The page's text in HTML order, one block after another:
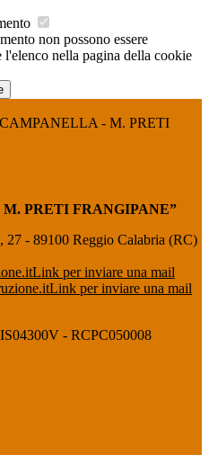
non possono essere
nella pagina della cookie
- M. PRETI
PRETI FRANGIPANE”
27 - 89100 Reggio Calabria (RC)
Link per inviare una mail
Link per inviare una mail
- RCPC050008